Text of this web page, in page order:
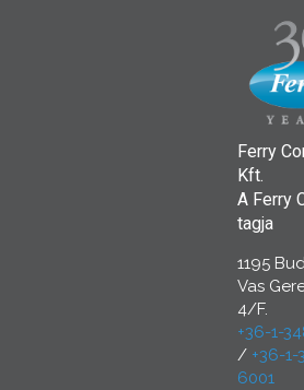
Ferry
Kft.
A Ferry
tagja
1195
Vas
4/F.
+36-1-
/ +36-1-
6001